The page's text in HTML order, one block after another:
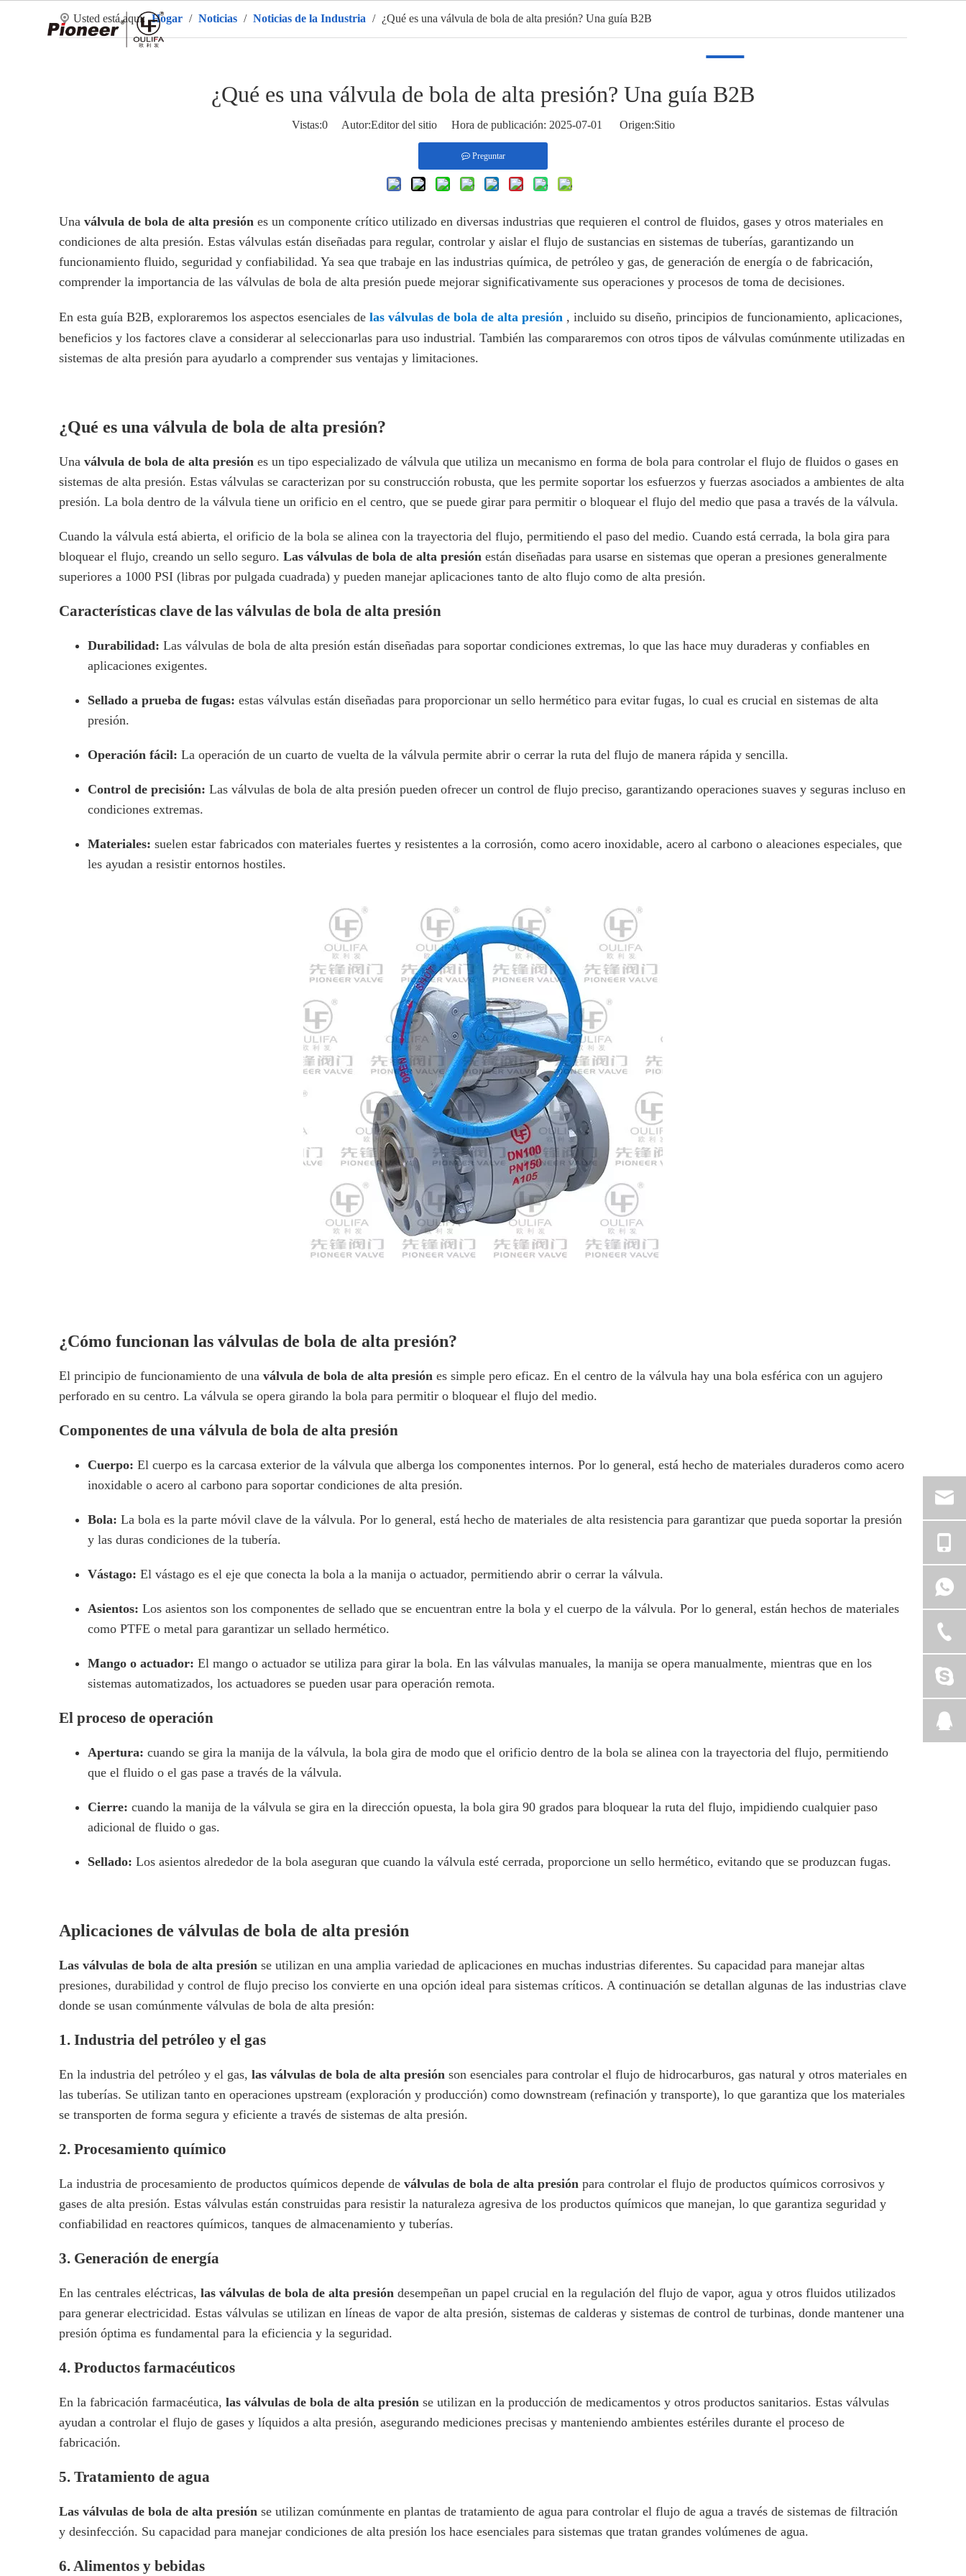
Usted está aquí: Hogar / Noticias / Noticias de la Industria / ¿Qué es una válvula de bola de alta presión? Una guía B2B
¿Qué es una válvula de bola de alta presión? Una guía B2B
Vistas:0Autor:Editor del sitio Hora de publicación: 2025-07-01 Origen:Sitio
Preguntar
Una válvula de bola de alta presión es un componente crítico utilizado en diversas industrias que requieren el control de fluidos, gases y otros materiales en
condiciones de alta presión. Estas válvulas están diseñadas para regular, controlar y aislar el flujo de sustancias en sistemas de tuberías, garantizando un
funcionamiento fluido, seguridad y confiabilidad. Ya sea que trabaje en las industrias química, de petróleo y gas, de generación de energía o de fabricación,
comprender la importancia de las válvulas de bola de alta presión puede mejorar significativamente sus operaciones y procesos de toma de decisiones.
En esta guía B2B, exploraremos los aspectos esenciales de las válvulas de bola de alta presión , incluido su diseño, principios de funcionamiento, aplicaciones,
beneficios y los factores clave a considerar al seleccionarlas para uso industrial. También las compararemos con otros tipos de válvulas comúnmente utilizadas en
sistemas de alta presión para ayudarlo a comprender sus ventajas y limitaciones.
¿Qué es una válvula de bola de alta presión?
Una válvula de bola de alta presión es un tipo especializado de válvula que utiliza un mecanismo en forma de bola para controlar el flujo de fluidos o gases en
sistemas de alta presión. Estas válvulas se caracterizan por su construcción robusta, que les permite soportar los esfuerzos y fuerzas asociados a ambientes de alta
presión. La bola dentro de la válvula tiene un orificio en el centro, que se puede girar para permitir o bloquear el flujo del medio que pasa a través de la válvula.
Cuando la válvula está abierta, el orificio de la bola se alinea con la trayectoria del flujo, permitiendo el paso del medio. Cuando está cerrada, la bola gira para
bloquear el flujo, creando un sello seguro. Las válvulas de bola de alta presión están diseñadas para usarse en sistemas que operan a presiones generalmente
superiores a 1000 PSI (libras por pulgada cuadrada) y pueden manejar aplicaciones tanto de alto flujo como de alta presión.
Características clave de las válvulas de bola de alta presión
Durabilidad: Las válvulas de bola de alta presión están diseñadas para soportar condiciones extremas, lo que las hace muy duraderas y confiables en
aplicaciones exigentes.
Sellado a prueba de fugas: estas válvulas están diseñadas para proporcionar un sello hermético para evitar fugas, lo cual es crucial en sistemas de alta
presión.
Operación fácil: La operación de un cuarto de vuelta de la válvula permite abrir o cerrar la ruta del flujo de manera rápida y sencilla.
Control de precisión: Las válvulas de bola de alta presión pueden ofrecer un control de flujo preciso, garantizando operaciones suaves y seguras incluso en
condiciones extremas.
Materiales: suelen estar fabricados con materiales fuertes y resistentes a la corrosión, como acero inoxidable, acero al carbono o aleaciones especiales, que
les ayudan a resistir entornos hostiles.
¿Cómo funcionan las válvulas de bola de alta presión?
El principio de funcionamiento de una válvula de bola de alta presión es simple pero eficaz. En el centro de la válvula hay una bola esférica con un agujero
perforado en su centro. La válvula se opera girando la bola para permitir o bloquear el flujo del medio.
Componentes de una válvula de bola de alta presión
Cuerpo: El cuerpo es la carcasa exterior de la válvula que alberga los componentes internos. Por lo general, está hecho de materiales duraderos como acero
inoxidable o acero al carbono para soportar condiciones de alta presión.
Bola: La bola es la parte móvil clave de la válvula. Por lo general, está hecho de materiales de alta resistencia para garantizar que pueda soportar la presión
y las duras condiciones de la tubería.
Vástago: El vástago es el eje que conecta la bola a la manija o actuador, permitiendo abrir o cerrar la válvula.
Asientos: Los asientos son los componentes de sellado que se encuentran entre la bola y el cuerpo de la válvula. Por lo general, están hechos de materiales
como PTFE o metal para garantizar un sellado hermético.
Mango o actuador: El mango o actuador se utiliza para girar la bola. En las válvulas manuales, la manija se opera manualmente, mientras que en los
sistemas automatizados, los actuadores se pueden usar para operación remota.
El proceso de operación
Apertura: cuando se gira la manija de la válvula, la bola gira de modo que el orificio dentro de la bola se alinea con la trayectoria del flujo, permitiendo
que el fluido o el gas pase a través de la válvula.
Cierre: cuando la manija de la válvula se gira en la dirección opuesta, la bola gira 90 grados para bloquear la ruta del flujo, impidiendo cualquier paso
adicional de fluido o gas.
Sellado: Los asientos alrededor de la bola aseguran que cuando la válvula esté cerrada, proporcione un sello hermético, evitando que se produzcan fugas.
Aplicaciones de válvulas de bola de alta presión
Las válvulas de bola de alta presión se utilizan en una amplia variedad de aplicaciones en muchas industrias diferentes. Su capacidad para manejar altas
presiones, durabilidad y control de flujo preciso los convierte en una opción ideal para sistemas críticos. A continuación se detallan algunas de las industrias clave
donde se usan comúnmente válvulas de bola de alta presión:
1. Industria del petróleo y el gas
En la industria del petróleo y el gas, las válvulas de bola de alta presión son esenciales para controlar el flujo de hidrocarburos, gas natural y otros materiales en
las tuberías. Se utilizan tanto en operaciones upstream (exploración y producción) como downstream (refinación y transporte), lo que garantiza que los materiales
se transporten de forma segura y eficiente a través de sistemas de alta presión.
2. Procesamiento químico
La industria de procesamiento de productos químicos depende de válvulas de bola de alta presión para controlar el flujo de productos químicos corrosivos y
gases de alta presión. Estas válvulas están construidas para resistir la naturaleza agresiva de los productos químicos que manejan, lo que garantiza seguridad y
confiabilidad en reactores químicos, tanques de almacenamiento y tuberías.
3. Generación de energía
En las centrales eléctricas, las válvulas de bola de alta presión desempeñan un papel crucial en la regulación del flujo de vapor, agua y otros fluidos utilizados
para generar electricidad. Estas válvulas se utilizan en líneas de vapor de alta presión, sistemas de calderas y sistemas de control de turbinas, donde mantener una
presión óptima es fundamental para la eficiencia y la seguridad.
4. Productos farmacéuticos
En la fabricación farmacéutica, las válvulas de bola de alta presión se utilizan en la producción de medicamentos y otros productos sanitarios. Estas válvulas
ayudan a controlar el flujo de gases y líquidos a alta presión, asegurando mediciones precisas y manteniendo ambientes estériles durante el proceso de
fabricación.
5. Tratamiento de agua
Las válvulas de bola de alta presión se utilizan comúnmente en plantas de tratamiento de agua para controlar el flujo de agua a través de sistemas de filtración
y desinfección. Su capacidad para manejar condiciones de alta presión los hace esenciales para sistemas que tratan grandes volúmenes de agua.
6.Alimentos y bebidas